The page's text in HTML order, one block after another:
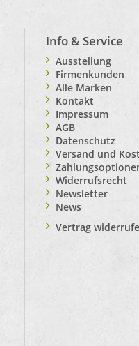
Info & Service
Ausstellung
Firmenkunden
Alle Marken
Kontakt
Impressum
AGB
Datenschutz
Versand und
Widerrufsrecht
Newsletter
News
Vertrag